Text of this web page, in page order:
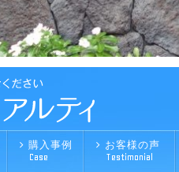
購入事例
Case
お客様の声
Testimonial